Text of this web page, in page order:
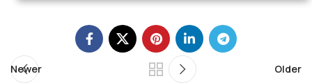
Newer Older